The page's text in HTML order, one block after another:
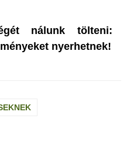
nálunk tölteni:
nyerhetnek!